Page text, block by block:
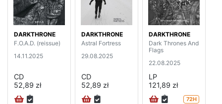
DARKTHRONE
F.O.A.D. (reissue)
14.11.2025
CD
52,89 zł
DARKTHRONE
Astral Fortress
29.08.2025
CD
52,89 zł
DARKTHRONE
Dark Thrones And
Flags
22.08.2025
LP
121,89 zł
72H